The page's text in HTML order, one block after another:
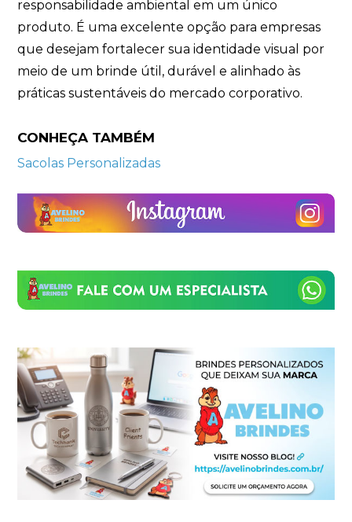
responsabilidade ambiental em um único
produto. É uma excelente opção para empresas
que desejam fortalecer sua identidade visual por
meio de um brinde útil, durável e alinhado às
práticas sustentáveis do mercado corporativo.
CONHEÇA TAMBÉM
Sacolas Personalizadas